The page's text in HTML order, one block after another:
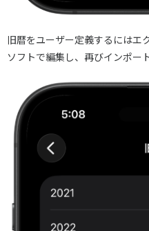
旧暦をユーザー定義するにはエ
ソフトで編集し、再びインポー